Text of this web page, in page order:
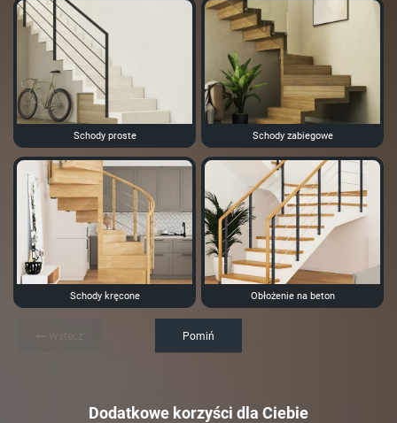
Schody proste Schody zabiegowe
Schody kręcone Obłożenie na beton
Pomiń
Dodatkowe korzyści dla Ciebie